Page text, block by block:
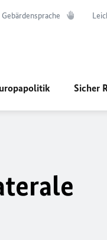
Gebärdensprache
Sicher